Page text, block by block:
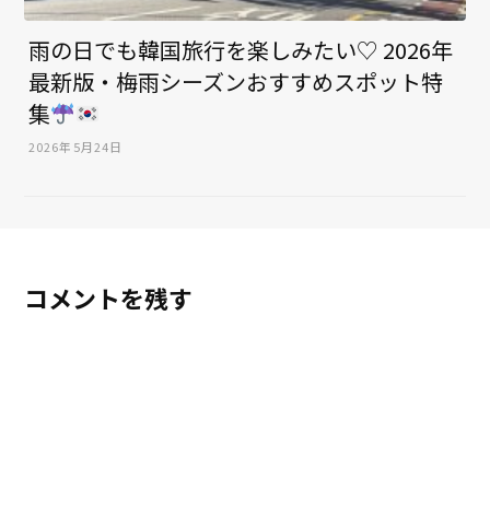
雨の日でも韓国旅行を楽しみたい♡ 2026年
最新版・梅雨シーズンおすすめスポット特
集
2026年5月24日
コメントを残す